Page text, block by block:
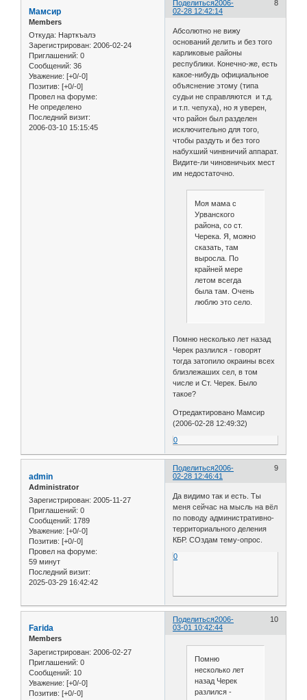
Поделиться 8
2006-
02-28 12:42:14
Мамсир
Members
Откуда: Нарткъалэ
Зарегистрирован: 2006-02-24
Приглашений: 0
Сообщений: 36
Уважение: [+0/-0]
Позитив: [+0/-0]
Провел на форуме:
Не определено
Последний визит:
2006-03-10 15:15:45
Абсолютно не вижу
оснований делить и без того
карликовые районы
республики. Конечно-же, есть
какое-нибудь официальное
объяснение этому (типа
судьи не справляются и т.д.
и т.п. чепуха), но я уверен,
что район был разделен
исключительно для того,
чтобы раздуть и без того
набухший чинвничий аппарат.
Видите-ли чиновничьих мест
им недостаточно.
Моя мама с
Урванского
района, со ст.
Черека. Я, можно
сказать, там
выросла. По
крайней мере
летом всегда
была там. Очень
люблю это село.
Помню несколько лет назад
Черек разлился - говорят
тогда затопило окраины всех
близлежаших сел, в том
числе и Ст. Черек. Было
такое?
Отредактировано Мамсир
(2006-02-28 12:49:32)
0
Поделиться 9
2006-
02-28 12:46:41
admin
Administrator
Зарегистрирован: 2005-11-27
Приглашений: 0
Сообщений: 1789
Уважение: [+0/-0]
Позитив: [+0/-0]
Провел на форуме:
59 минут
Последний визит:
2025-03-29 16:42:42
Да видимо так и есть. Ты
меня сейчас на мысль на вёл
по поводу административно-
территориального деления
КБР. СОздам тему-опрос.
0
Поделиться 10
2006-
03-01 10:42:44
Farida
Members
Зарегистрирован: 2006-02-27
Приглашений: 0
Сообщений: 10
Уважение: [+0/-0]
Позитив: [+0/-0]
Помню
несколько лет
назад Черек
разлился -